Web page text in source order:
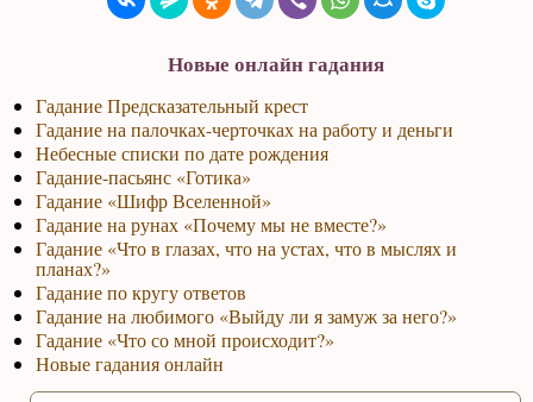
Новые онлайн гадания
Гадание Предсказательный крест
Гадание на палочках-черточках на работу и деньги
Небесные списки по дате рождения
Гадание-пасьянс «Готика»
Гадание «Шифр Вселенной»
Гадание на рунах «Почему мы не вместе?»
Гадание «Что в глазах, что на устах, что в мыслях и
планах?»
Гадание по кругу ответов
Гадание на любимого «Выйду ли я замуж за него?»
Гадание «Что со мной происходит?»
Новые гадания онлайн